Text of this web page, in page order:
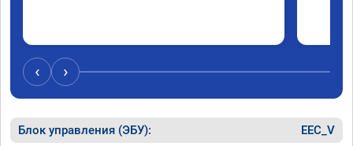
‹ ›
Блок управления (ЭБУ): EEC_V